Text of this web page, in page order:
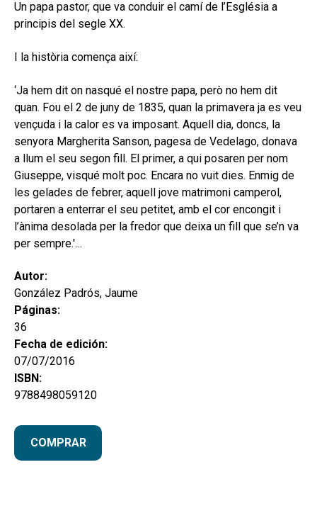
MI CUENTA
ESP
Un papa pastor, que va conduir el camí de l’Església a
principis del segle XX.
I la història comença així:
‘Ja hem dit on nasqué el nostre papa, però no hem dit
quan. Fou el 2 de juny de 1835, quan la primavera ja es veu
vençuda i la calor es va imposant. Aquell dia, doncs, la
senyora Margherita Sanson, pagesa de Vedelago, donava
a llum el seu segon fill. El primer, a qui posaren per nom
Giuseppe, visqué molt poc. Encara no vuit dies. Enmig de
les gelades de febrer, aquell jove matrimoni camperol,
portaren a enterrar el seu petitet, amb el cor encongit i
l’ànima desolada per la fredor que deixa un fill que se’n va
per sempre.'…
Autor:
González Padrós, Jaume
Páginas:
36
Fecha de edición:
07/07/2016
ISBN:
9788498059120
COMPRAR